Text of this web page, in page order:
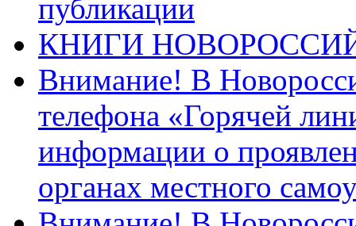
публикации
КНИГИ
Внимание! В
телефона «Горячей
информации о
органах местного